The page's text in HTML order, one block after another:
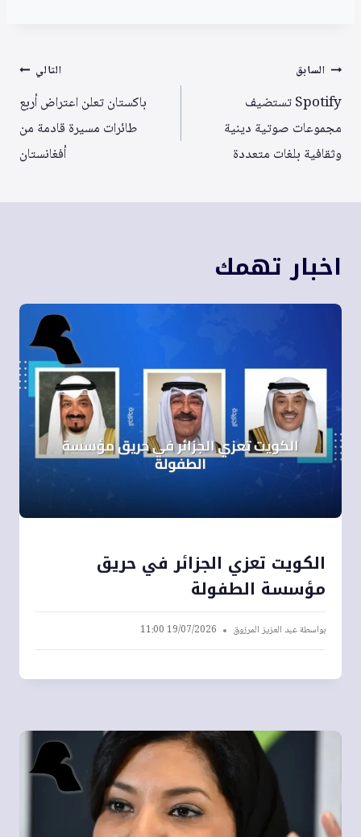
تصفّح
المقالات
السابق
Spotify تستضيف
مجموعات صوتية دينية
وثقافية بلغات متعددة
التالي
باكستان تعلن اعتراض أربع
طائرات مسيرة قادمة من
أفغانستان
اخبار تهمك
الكويت تعزي الجزائر في حريق
مؤسسة الطفولة
بواسطةعبد العزيز المرزوق 19/07/2026 11:00